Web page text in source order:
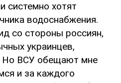
системно хотят
водоснабжения.
со стороны россиян,
украинцев,
Но ВСУ обещают мне
и за каждого